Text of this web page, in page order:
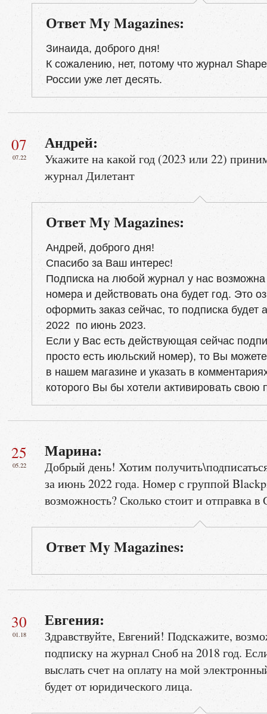
Ответ My Magazines:
Зинаида, доброго дня!
К сожалению, нет, потому что журнал
России уже лет десять.
07
07.22
Андрей:
Укажите на какой год (2023 или 22)
журнал Дилетант
Ответ My Magazines:
Андрей, доброго дня!
Спасибо за Ваш интерес!
Подписка на любой журнал у нас возможна
номера и действовать она будет год. Это
оформить заказ сейчас, то подписка будет
2022 по июнь 2023.
Если у Вас есть действующая сейчас
просто есть июльский номер), то Вы
в нашем магазине и указать в
которого Вы бы хотели активировать свою
25
05.22
Марина:
Добрый день! Хотим
за июнь 2022 года. Номер с группой
возможность? Сколько стоит и отправка в
Ответ My Magazines:
30
01.18
Евгения:
Здравствуйте, Евгений! Подскажите,
подписку на журнал Сноб на 2018 год.
выслать счет на оплату на мой
будет от юридического лица.